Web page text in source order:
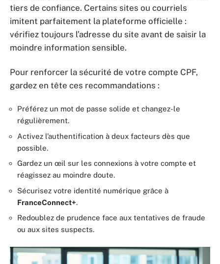
tiers de confiance. Certains sites ou courriels
imitent parfaitement la plateforme officielle :
vérifiez toujours l’adresse du site avant de saisir la
moindre information sensible.
Pour renforcer la sécurité de votre compte CPF,
gardez en tête ces recommandations :
Préférez un mot de passe solide et changez-le
régulièrement.
Activez l’authentification à deux facteurs dès que
possible.
Gardez un œil sur les connexions à votre compte et
réagissez au moindre doute.
Sécurisez votre identité numérique grâce à
FranceConnect+.
Redoublez de prudence face aux tentatives de fraude
ou aux sites suspects.